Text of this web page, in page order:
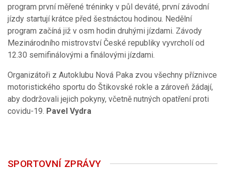
program první měřené tréninky v půl deváté, první závodní
jízdy startují krátce před šestnáctou hodinou. Nedělní
program začíná již v osm hodin druhými jízdami. Závody
Mezinárodního mistrovství České republiky vyvrcholí od
12.30 semifinálovými a finálovými jízdami.
Organizátoři z Autoklubu Nová Paka zvou všechny příznivce
motoristického sportu do Štikovské rokle a zároveň žádají,
aby dodržovali jejich pokyny, včetně nutných opatření proti
covidu-19. Pavel Vydra
SPORTOVNÍ ZPRÁVY